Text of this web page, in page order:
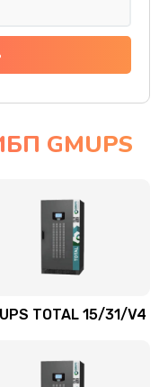
GMUPS
TOTAL 15/31/V4